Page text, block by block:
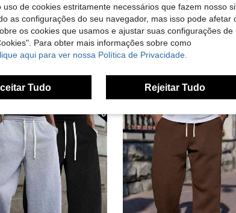
de cookies estritamente necessários que fazem nosso
as configurações do seu navegador, mas isso pode afetar
os cookies que usamos e ajustar suas configurações de
Para obter mais informações sobre como
aqui para ver nossa Política de Privacidade.
Tudo Rejeitar Tudo